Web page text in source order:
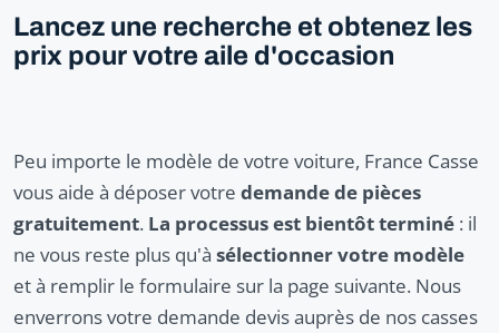
Lancez une recherche et obtenez les
prix pour votre aile d'occasion
Peu importe le modèle de votre voiture, France Casse
vous aide à déposer votre demande de pièces
gratuitement. La processus est bientôt terminé : il
ne vous reste plus qu'à sélectionner votre modèle
et à remplir le formulaire sur la page suivante. Nous
enverrons votre demande devis auprès de nos casses